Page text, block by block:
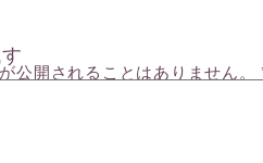
公開されることはありません。